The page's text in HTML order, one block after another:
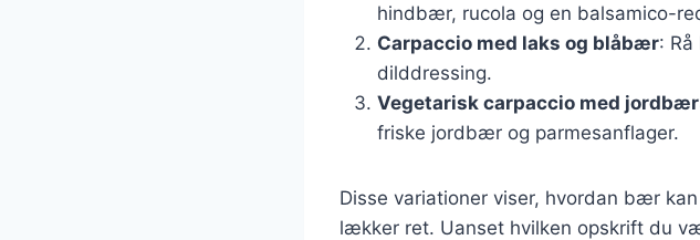
hindbær, rucola og en balsamico-
Carpaccio med laks og blåbær:
dilddressing.
Vegetarisk carpaccio med jordbær
friske jordbær og parmesanflager.
Disse variationer viser, hvordan bær
lækker ret. Uanset hvilken opskrift du